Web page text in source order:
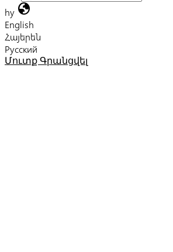
hy globe
English
Հայերեն
Русский
Մուտք Գրանցվել